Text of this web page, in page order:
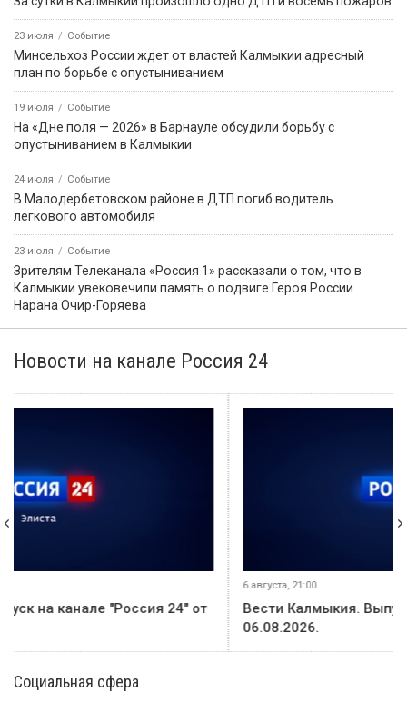
Что изменится для жителей Калмыкии с сегодняшнего дня?
1 августа Событие
Радио «Маяк» отмечает 62-летие
1 августа Событие
1 августа — День памяти российских воинов, погибших в
Первой мировой войне
1 августа Событие
В Элисте сегодня завершается турнир по греко-римской
борьбе, посвященный памяти Героя Калмыкии, чемпиона
мира и Европы Санджи Каруева
5 августа Событие
В Лагани автомобиль опрокинулся в кювет, пострадал один
человек
Крупнейшие операторы запустили бесплатный безлимитный
20 июля
В Калмыкии задержали жителя ХМАО, находившегося в
федеральном розыске
Россиян будут оповещать о взятых кредитах на их имя в
течение 15 минут
20 июля Событие
Началось зрительское голосование конкурса «Теегин айс»
За сутки в Калмыкии произошло одно ДТП и восемь пожаров